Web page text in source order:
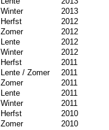
Winter
2013
Herfst
2012
Zomer
2012
Lente
2012
Winter
2012
Herfst
2011
Lente / Zomer
2011
Zomer
2011
Lente
2011
Winter
2011
Herfst
2010
Zomer
2010